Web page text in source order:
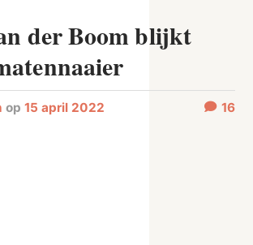
der Boom blijkt
op15 april 2022 16